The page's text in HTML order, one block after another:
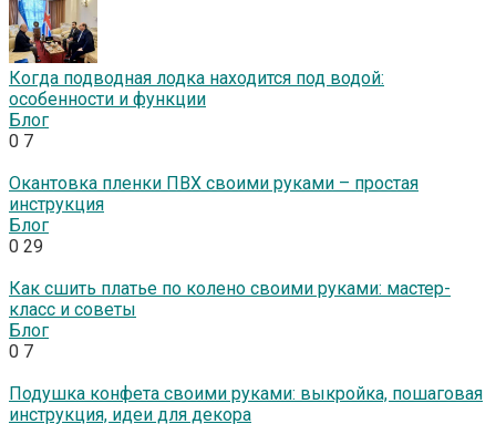
Когда подводная лодка находится под водой:
особенности и функции
Блог
0 7
Окантовка пленки ПВХ своими руками – простая
инструкция
Блог
0 29
Как сшить платье по колено своими руками: мастер-
класс и советы
Блог
0 7
Подушка конфета своими руками: выкройка, пошаговая
инструкция, идеи для декора